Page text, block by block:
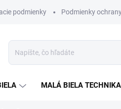
podmienky Podmienky
MALÁ BIELA TECHNIKA